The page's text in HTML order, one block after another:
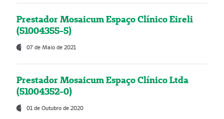
Prestador Mosaicum Espaço Clínico Eireli
(51004355-5)
07 de Maio de 2021
Prestador Mosaicum Espaço Clínico Ltda
(51004352-0)
01 de Outubro de 2020